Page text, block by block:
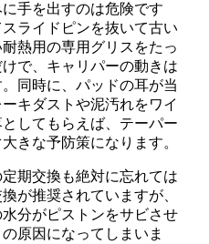
手を出すのは危険です
ライドピンを抜いて古い
熱用の専用グリスをたっ
で、キャリパーの動きは
同時に、パッドの耳が当
キダストや泥汚れをワイ
してもらえば、テーパー
きな予防策になります。
期交換も絶対に忘れては
が推奨されていますが、
分がピストンをサビさせ
原因になってしまいま